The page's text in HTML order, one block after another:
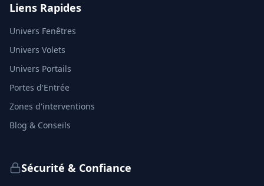
Liens Rapides
Univers Fenêtres
Univers Volets
Univers Portails
Portes d'Entrée
Zones d'interventions
Blog & Conseils
Sécurité & Confiance